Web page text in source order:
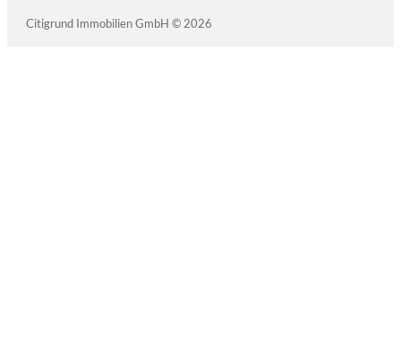
Citigrund Immobilien GmbH © 2026